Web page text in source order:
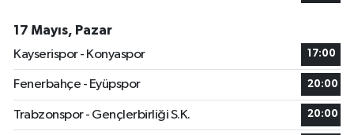
17 Mayıs, Pazar
Kayserispor - Konyaspor
17:00
Fenerbahçe - Eyüpspor 20:00
Trabzonspor - Gençlerbirliği S.K. 20:00